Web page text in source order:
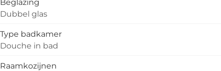
Dubbel glas
Type badkamer
Douche in bad
Raamkozijnen